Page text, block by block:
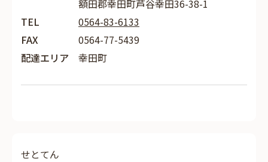
額田郡幸田町芦谷幸田36-38-1
TEL
0564-83-6133
FAX
0564-77-5439
配達エリア
幸田町
せとてん